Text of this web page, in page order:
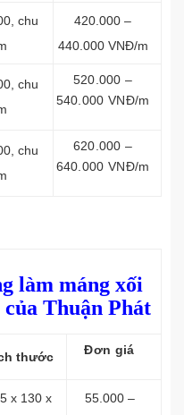
chu
420.000 –
440.000 VNĐ/m
chu
520.000 –
540.000 VNĐ/m
chu
620.000 –
640.000 VNĐ/m
làm máng xối
Thuận Phát
thước Đơn giá
x 130 x
55.000 –